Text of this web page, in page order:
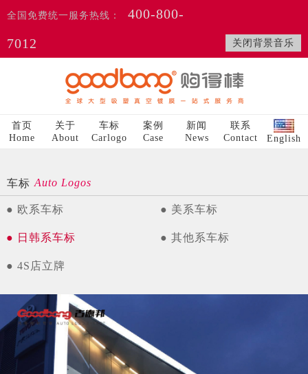
关闭背景音乐
全国免费统一服务热线：
400-800-
7012
首页
Home
关于
About
车标
Carlogo
案例
Case
新闻
News
联系
Contact
English
车标 Auto Logos
● 欧系车标 ● 美系车标
● 日韩系车标 ● 其他系车标
● 4S店立牌